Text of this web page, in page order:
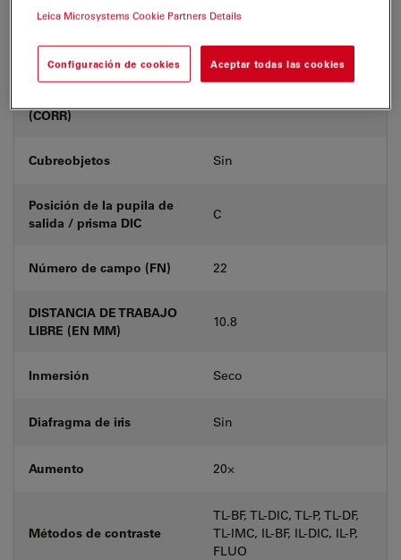
Número de producto
(CORR)
-
Cubreobjetos Sin
Posición de la pupila de
salida / prisma DIC
C
Número de campo (FN) 22
DISTANCIA DE TRABAJO
LIBRE (EN MM)
10.8
Inmersión Seco
Diafragma de iris Sin
Aumento 20⨉
Métodos de contraste
TL-BF, TL-DIC, TL-P, TL-DF,
TL-IMC, IL-BF, IL-DIC, IL-P,
FLUO
Leica Microsystems Cookie Partners Details
Configuración de cookies Aceptar todas las cookies